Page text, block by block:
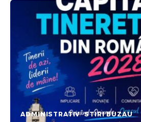
ADMINISTRATIV STIRI BUZAU